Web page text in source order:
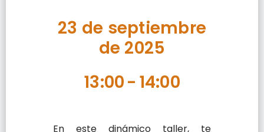
23 de septiembre
de 2025
13:00- 14:00
En este dinámico taller, te